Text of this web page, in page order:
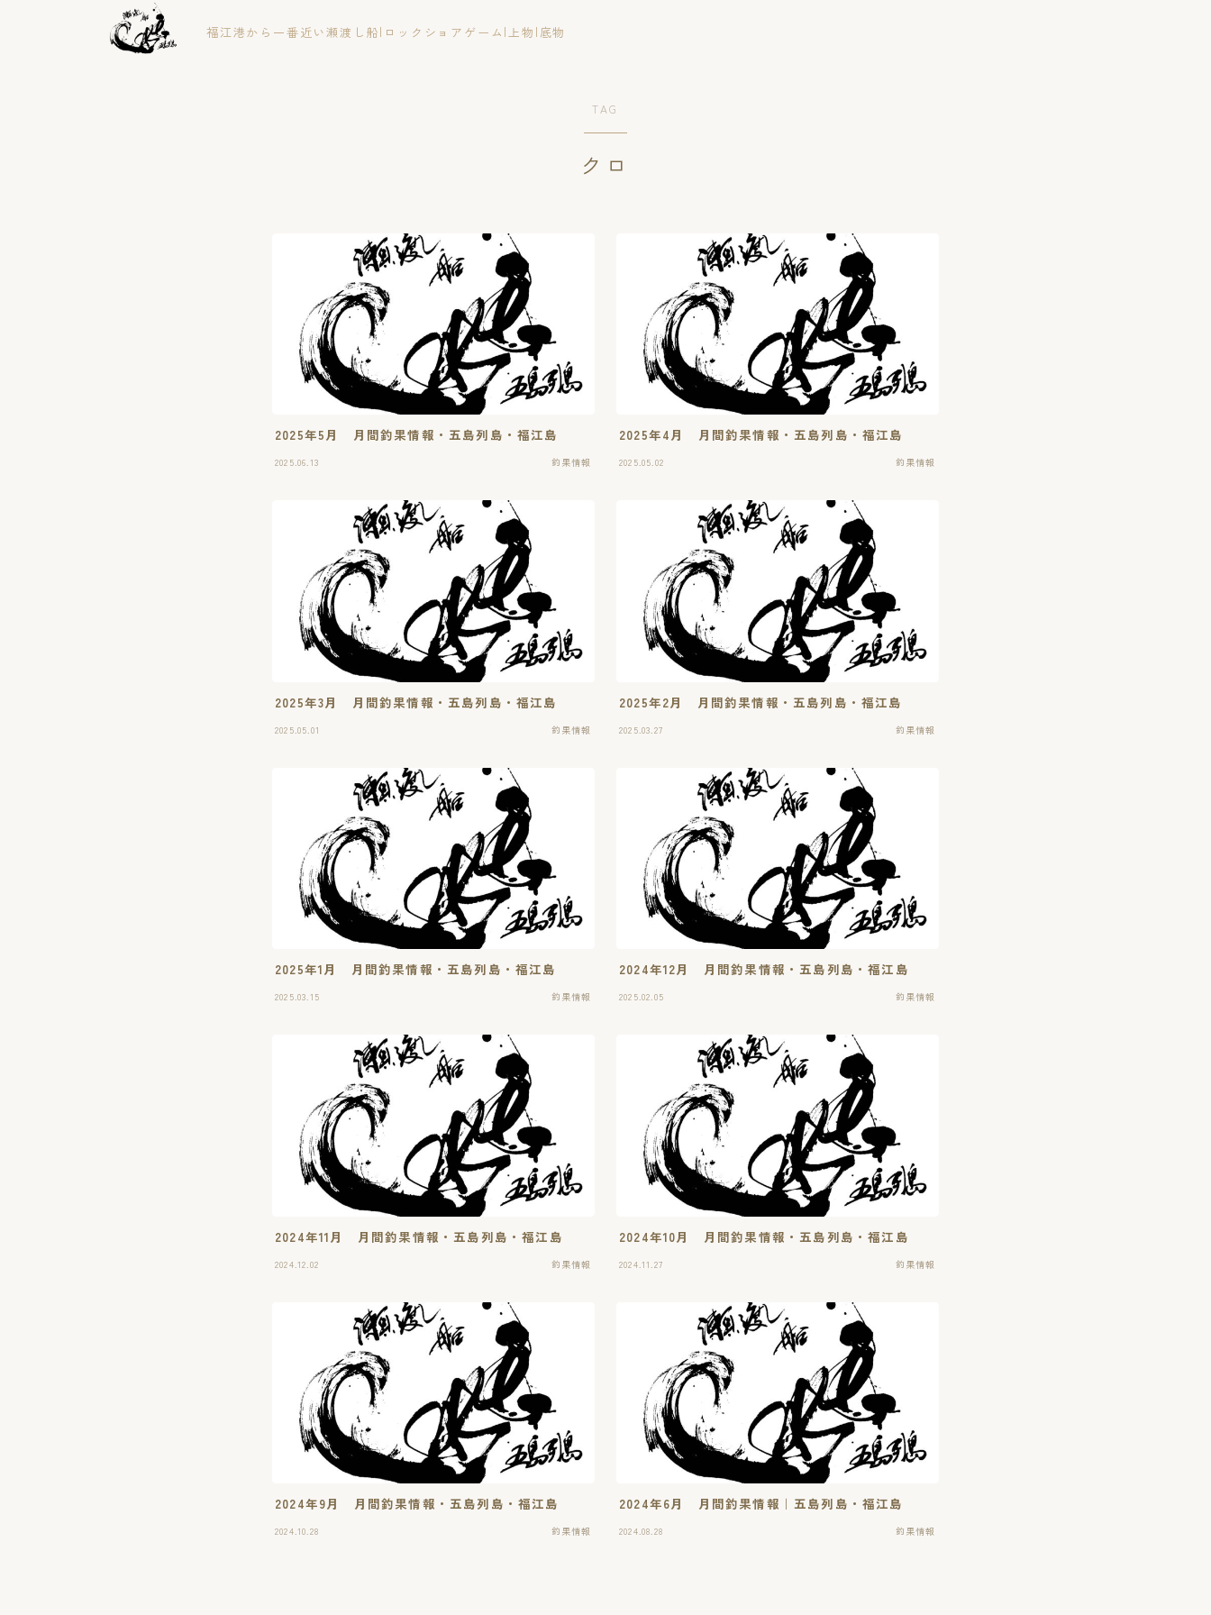
福江港から一番近い瀬渡し船|ロックショアゲーム|上物|底物
TAG
クロ
2025年5月 月間釣果情報・五島列島・福江島
2025.06.13 釣果情報
2025年4月 月間釣果情報・五島列島・福江島
2025.05.02 釣果情報
2025年3月 月間釣果情報・五島列島・福江島
2025.05.01 釣果情報
2025年2月 月間釣果情報・五島列島・福江島
2025.03.27 釣果情報
2025年1月 月間釣果情報・五島列島・福江島
2025.03.15 釣果情報
2024年12月 月間釣果情報・五島列島・福江島
2025.02.05 釣果情報
2024年11月 月間釣果情報・五島列島・福江島
2024.12.02 釣果情報
2024年10月 月間釣果情報・五島列島・福江島
2024.11.27 釣果情報
2024年9月 月間釣果情報・五島列島・福江島
2024.10.28 釣果情報
2024年6月 月間釣果情報｜五島列島・福江島
2024.08.28 釣果情報